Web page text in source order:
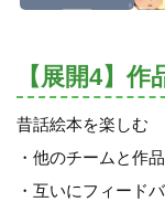
【展開4】
昔話絵本を楽しむ
・他のチームと作
・互いにフィード